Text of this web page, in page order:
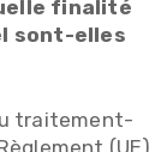
finalité
sont-elles
traitement-
(UE)